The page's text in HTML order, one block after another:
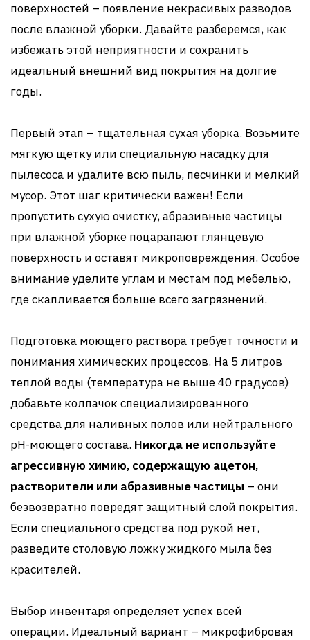
поверхностей – появление некрасивых разводов
после влажной уборки. Давайте разберемся, как
избежать этой неприятности и сохранить
идеальный внешний вид покрытия на долгие
годы.
Первый этап – тщательная сухая уборка. Возьмите
мягкую щетку или специальную насадку для
пылесоса и удалите всю пыль, песчинки и мелкий
мусор. Этот шаг критически важен! Если
пропустить сухую очистку, абразивные частицы
при влажной уборке поцарапают глянцевую
поверхность и оставят микроповреждения. Особое
внимание уделите углам и местам под мебелью,
где скапливается больше всего загрязнений.
Подготовка моющего раствора требует точности и
понимания химических процессов. На 5 литров
теплой воды (температура не выше 40 градусов)
добавьте колпачок специализированного
средства для наливных полов или нейтрального
pH-моющего состава. Никогда не используйте
агрессивную химию, содержащую ацетон,
растворители или абразивные частицы – они
безвозвратно повредят защитный слой покрытия.
Если специального средства под рукой нет,
разведите столовую ложку жидкого мыла без
красителей.
Выбор инвентаря определяет успех всей
операции. Идеальный вариант – микрофибровая